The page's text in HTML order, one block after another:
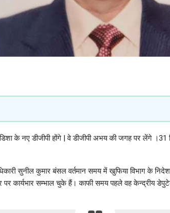
के नए डीजीपी होंगे | वे डीजीपी अभय की जगह पर लेंगे ।31
सुनील कुमार बंसल वर्तमान समय में खुफिया विभाग के
कार्यभार सम्भाल चुके हैं। काफी समय पहले वह केन्द्रीय